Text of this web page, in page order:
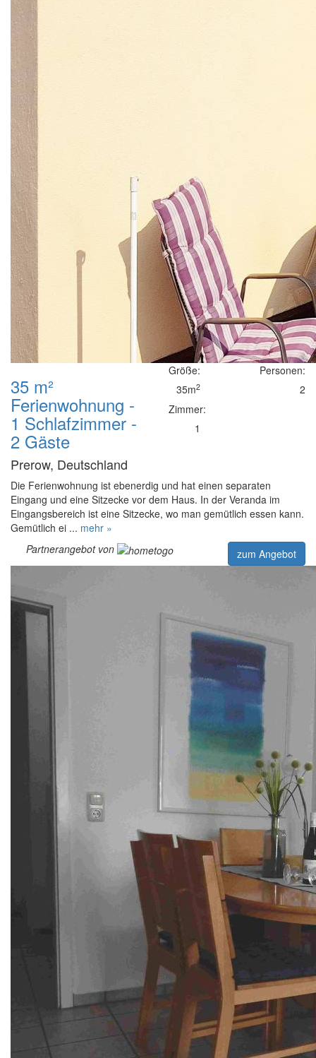
35 m²
Ferienwohnung -
1 Schlafzimmer -
2 Gäste
Prerow, Deutschland
Größe:
35m2
Zimmer:
1
Personen:
2
Die Ferienwohnung ist ebenerdig und hat einen separaten
Eingang und eine Sitzecke vor dem Haus. In der Veranda im
Eingangsbereich ist eine Sitzecke, wo man gemütlich essen kann.
Gemütlich ei ... mehr »
Partnerangebot von
zum Angebot